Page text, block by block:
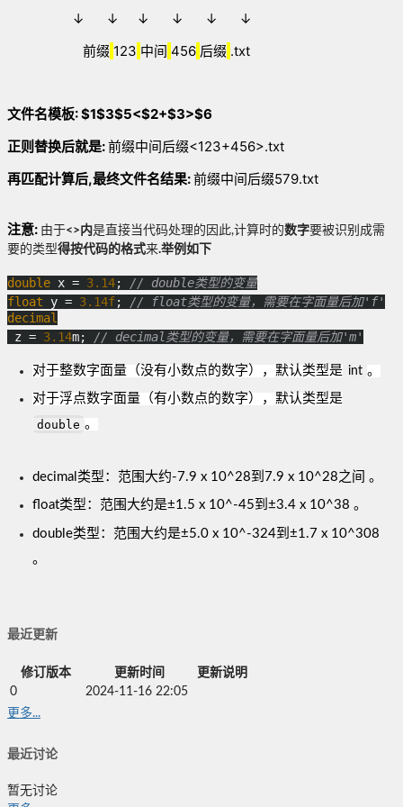
↓ ↓ ↓ ↓ ↓
↓
前缀 123 中间 456 后缀 .txt
文件名模板: $1$3$5<$2+$3>$6
正则替换后就是:前缀中间后缀<123+456>.txt
再匹配计算后,最终文件名结果:前缀中间后缀579.txt
注意: 由于<>内是直接当代码处理的因此,计算时的数字要被识别成需
要的类型得按代码的格式来.举例如下
double x = 3.14; // double类型的变量
float y = 3.14f; // float类型的变量，需要在字面量后加'f'
decimal
z = 3.14m;
对于整数字面量（没有小数点的数字），默认类型是 int 。
对于浮点数字面量（有小数点的数字），默认类型是
double 。
decimal类型：范围大约-7.9 x 10^28到7.9 x 10^28之间 。
float类型：范围大约是±1.5 x 10^-45到±3.4 x 10^38 。
double类型：范围大约是±5.0 x 10^-324到±1.7 x 10^308
。
最近更新
修订版本 更新时间
更新说明
0
2024-11-16 22:05
更多...
最近讨论
暂无讨论